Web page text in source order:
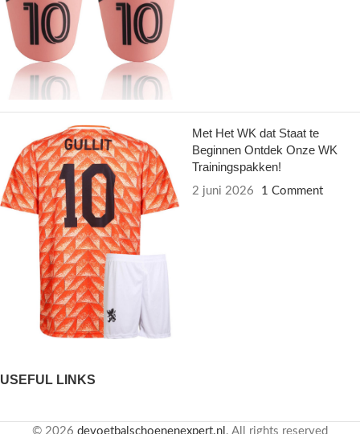
Met Het WK dat Staat te
Beginnen Ontdek Onze WK
Trainingspakken!
2 juni 2026 1 Comment
USEFUL LINKS
© 2026 devoetbalschoenenexpert.nl . All rights reserved